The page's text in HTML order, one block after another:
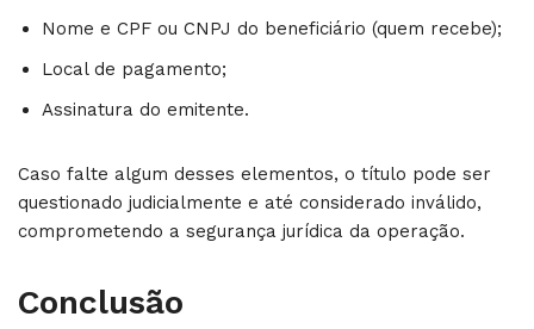
Nome e CPF ou CNPJ do beneficiário (quem recebe);
Local de pagamento;
Assinatura do emitente.
Caso falte algum desses elementos, o título pode ser
questionado judicialmente e até considerado inválido,
comprometendo a segurança jurídica da operação.
Conclusão